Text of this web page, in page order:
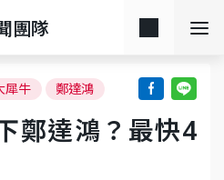
團隊
犀牛 鄭達鴻
鄭達鴻？最快4